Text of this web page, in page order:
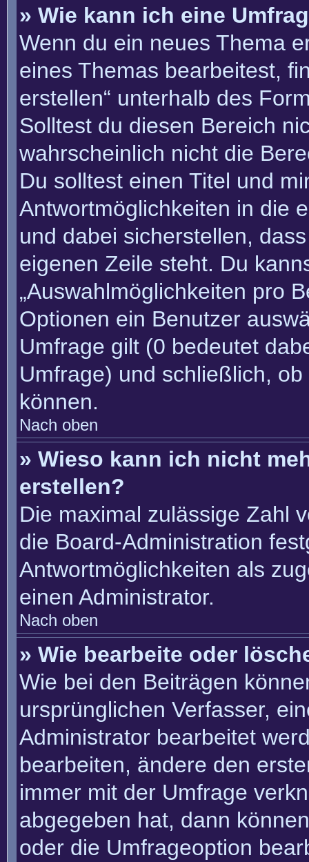
» Wie kann ich eine
Wenn du ein neues Thema
eines Themas bearbeitest,
erstellen“ unterhalb des
Solltest du diesen Bereich
wahrscheinlich nicht die
Du solltest einen Titel und
Antwortmöglichkeiten in die
und dabei sicherstellen,
eigenen Zeile steht. Du
„Auswahlmöglichkeiten pro
Optionen ein Benutzer
Umfrage gilt (0 bedeutet
Umfrage) und schließlich,
können.
Nach oben
» Wieso kann ich nicht
erstellen?
Die maximal zulässige Zahl
die Board-Administration
Antwortmöglichkeiten als
einen Administrator.
Nach oben
» Wie bearbeite oder
Wie bei den Beiträgen
ursprünglichen Verfasser,
Administrator bearbeitet
bearbeiten, ändere den
immer mit der Umfrage
abgegeben hat, dann
oder die Umfrageoption